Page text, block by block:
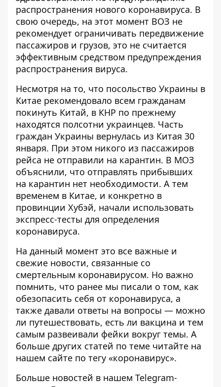
распространения нового коронавируса. В
свою очередь, на этот момент ВОЗ не
рекомендует ограничивать передвижение
пассажиров и грузов, это не считается
эффективным средством предупреждения
распространения вируса.
Несмотря на то, что посольство Украины в
Китае рекомендовало всем гражданам
покинуть Китай, в КНР по прежнему
находятся полсотни украинцев. Часть
граждан Украины вернулась из Китая 30
января. При этом никого из пассажиров
рейса не отправили на карантин. В МОЗ
объяснили, что отправлять прибывших
на карантин нет необходимости. А тем
временем в Китае, и конкретно в
провинции Хубэй, начали использовать
экспресс-тесты для определения
коронавируса.
На данный момент это все важные и
свежие новости, связанные со
смертельным коронавирусом. Но важно
помнить, что ранее мы писали о том, как
обезопасить себя от коронавируса, а
также давали ответы на вопросы — можно
ли путешествовать, есть ли вакцина и тем
самым развеивали фейки вокруг темы. А
больше других статей по теме читайте на
нашем сайте по тегу «коронавирус».
Больше новостей в нашем Telegram-